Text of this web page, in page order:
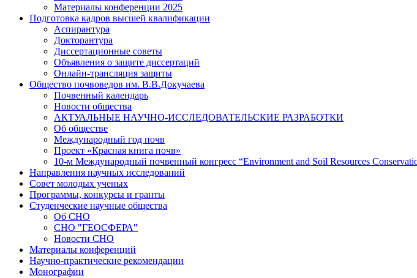
Материалы конференции 2025
Подготовка кадров высшей квалификации
Аспирантура
Докторантура
Диссертационные советы
Объявления о защите диссертаций
Онлайн-трансляция защиты
Общество почвоведов им. В.В.Докучаева
Почвенный календарь
Новости общества
АКТУАЛЬНЫЕ НАУЧНО-ИССЛЕДОВАТЕЛЬСКИЕ РАЗРАБОТКИ
Об обществе
Международный год почв
Проект «Красная книга почв»
10-м Международный почвенный конгресс “Environment and Soil Resources
Направления научных исследований
Совет молодых ученых
Программы, конкурсы и гранты
Студенческие научные общества
Об СНО
СНО "ГЕОСФЕРА"
Новости СНО
Материалы конференций
Научно-практические рекомендации
Монографии